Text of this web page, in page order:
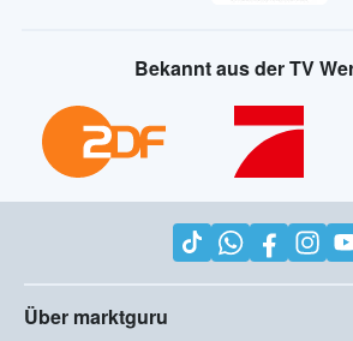
Bekannt aus der TV
Über marktguru